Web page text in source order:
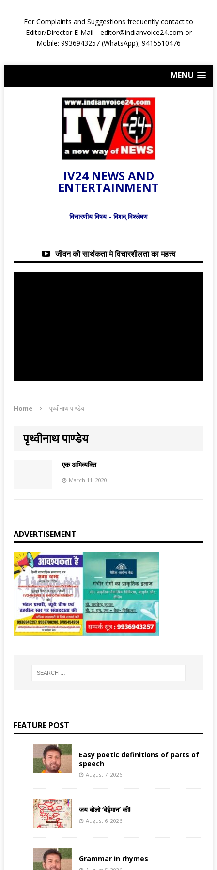
For Complaints and Suggestions frequently contact to
Editor/Director E-Mail-- editor@indianvoice24.com or
Mobile: 9936943257 (WhatsApp), 9415510476
MENU
IV24 NEWS AND
ENTERTAINMENT
विचारणीय विषय - विशद् विश्लेषण
जीवन की सार्थकता मे विचारशीलता का महत्त्व
Home पृथ्वीनाथ पाण्डेय
पृथ्वीनाथ पाण्डेय
एक अभिव्यक्ति
March 11, 2020
ADVERTISEMENT
FEATURE POST
Easy poetic definitions of parts of
speech
August 7, 2026
जय बोलो ‘बेईमान’ की!
August 6, 2026
Grammar in rhymes